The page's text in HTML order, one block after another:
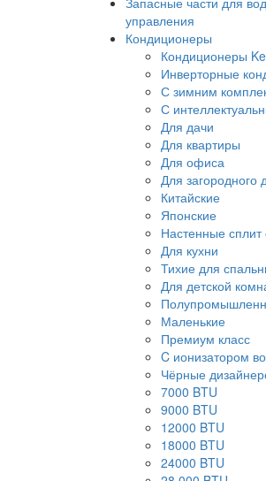
управления
Кондиционеры
Кондиционеры
Инверторные
С зимним
С
Для дачи
Для квартиры
Для офиса
Для загородного
Китайские
Японские
Настенные сплит
Для кухни
Тихие для
Для детской
Маленькие
Премиум класс
C ионизатором
Чёрные
7000 BTU
9000 BTU
12000 BTU
18000 BTU
24000 BTU